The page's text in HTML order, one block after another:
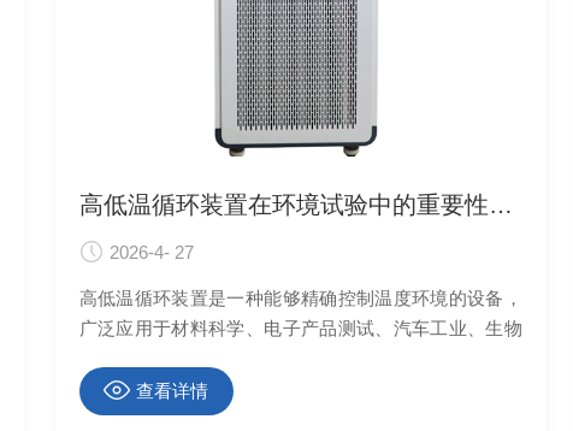
高低温循环装置在环境试验中的重要性分析
2026-4- 27
高低温循环装置是一种能够精确控制温度环境的设备，
广泛应用于材料科学、电子产品测试、汽车工业、生物
查看详情